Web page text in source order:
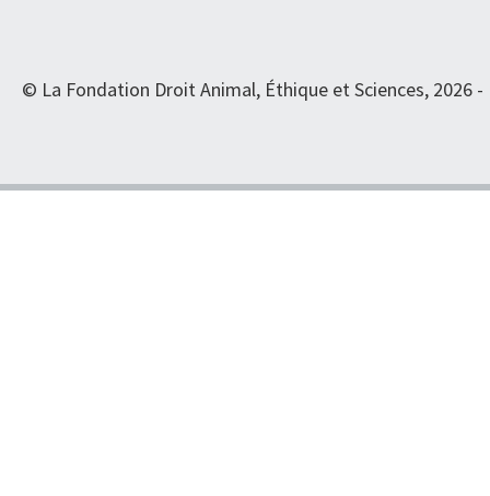
© La Fondation Droit Animal, Éthique et Sciences, 2026 -